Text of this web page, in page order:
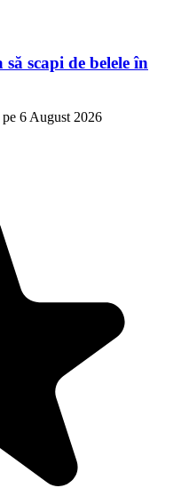
scapi de belele în
6 August 2026